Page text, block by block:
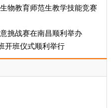
物教育师范生教学技能竞赛
挑战赛在南昌顺利举办
开班仪式顺利举行